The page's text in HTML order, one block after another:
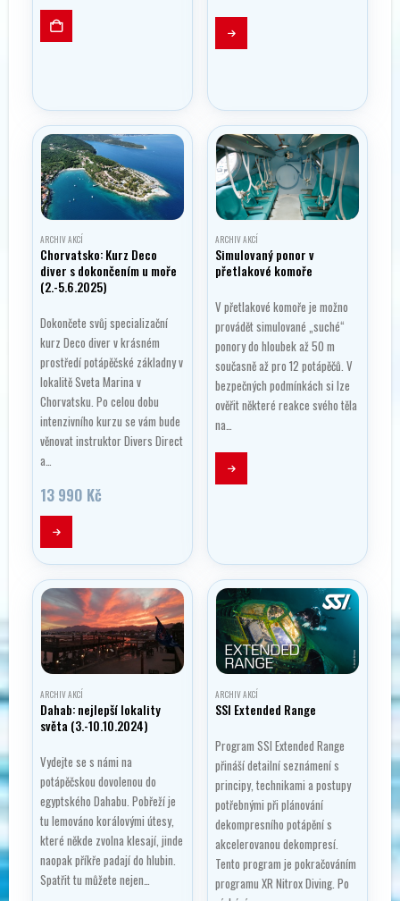
ARCHIV AKCÍ
Chorvatsko: Kurz Deco
diver s dokončením u moře
(2.-5.6.2025)
Dokončete svůj specializační
kurz Deco diver v krásném
prostředí potápěčské základny v
lokalitě Sveta Marina v
Chorvatsku. Po celou dobu
intenzivního kurzu se vám bude
věnovat instruktor Divers Direct
a…
13 990 Kč
ARCHIV AKCÍ
Simulovaný ponor v
přetlakové komoře
V přetlakové komoře je možno
provádět simulované „suché“
ponory do hloubek až 50 m
současně až pro 12 potápěčů. V
bezpečných podmínkách si lze
ověřit některé reakce svého těla
na…
ARCHIV AKCÍ
Dahab: nejlepší lokality
světa (3.-10.10.2024)
Vydejte se s námi na
potápěčskou dovolenou do
egyptského Dahabu. Pobřeží je
tu lemováno korálovými útesy,
které někde zvolna klesají, jinde
naopak příkře padají do hlubin.
Spatřit tu můžete nejen…
ARCHIV AKCÍ
SSI Extended Range
Program SSI Extended Range
přináší detailní seznámení s
principy, technikami a postupy
potřebnými při plánování
dekompresního potápění s
akcelerovanou dekompresí.
Tento program je pokračováním
programu XR Nitrox Diving. Po